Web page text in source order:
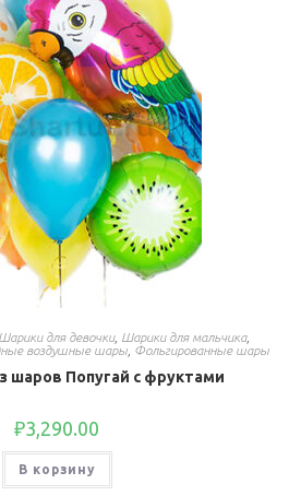
Шарики для девочки, Шарики для мальчика,
воздушные шары Фольгированные шары
шаров Попугай с фруктами
₽3,290.00
В корзину